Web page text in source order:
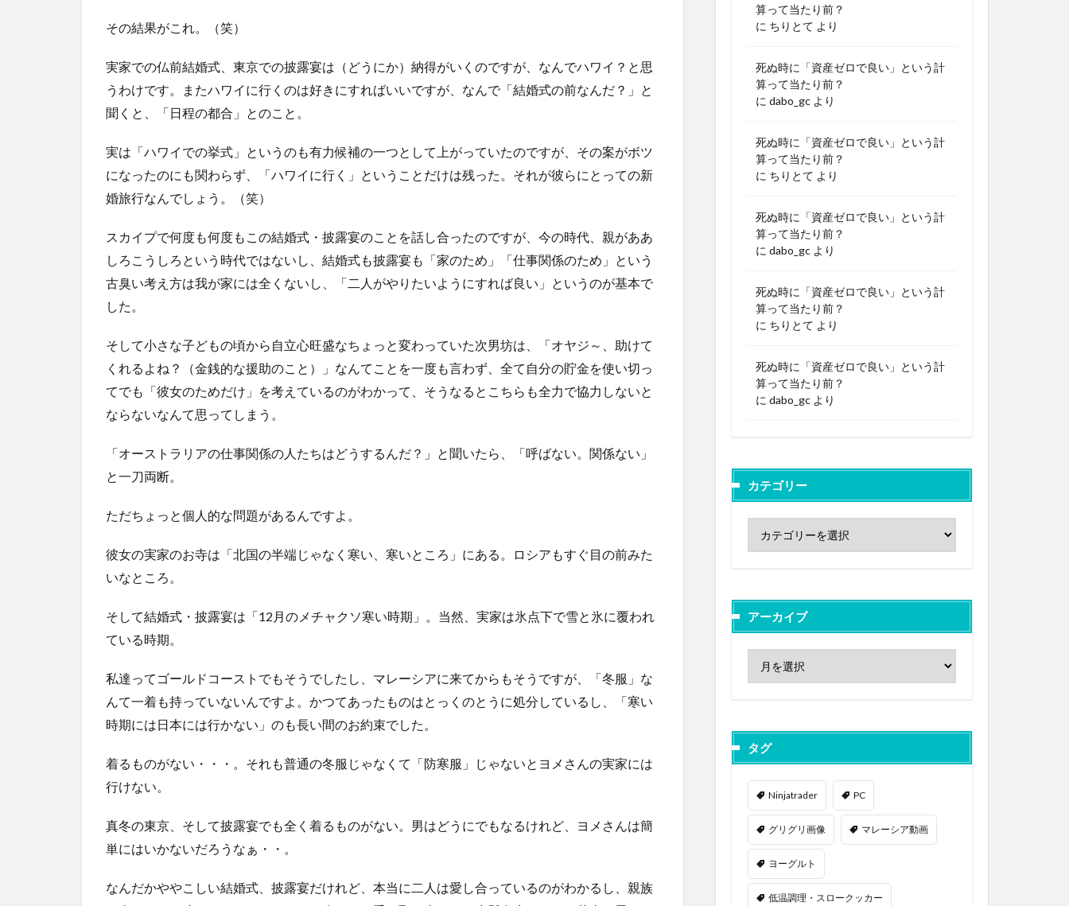
その結果がこれ。（笑）
実家での仏前結婚式、東京での披露宴は（どうにか）納得がいくのですが、なんでハワイ？と思
うわけです。またハワイに行くのは好きにすればいいですが、なんで「結婚式の前なんだ？」と
聞くと、「日程の都合」とのこと。
実は「ハワイでの挙式」というのも有力候補の一つとして上がっていたのですが、その案がボツ
になったのにも関わらず、「ハワイに行く」ということだけは残った。それが彼らにとっての新
婚旅行なんでしょう。（笑）
スカイプで何度も何度もこの結婚式・披露宴のことを話し合ったのですが、今の時代、親がああ
しろこうしろという時代ではないし、結婚式も披露宴も「家のため」「仕事関係のため」という
古臭い考え方は我が家には全くないし、「二人がやりたいようにすれば良い」というのが基本で
した。
そして小さな子どもの頃から自立心旺盛なちょっと変わっていた次男坊は、「オヤジ～、助けて
くれるよね？（金銭的な援助のこと）」なんてことを一度も言わず、全て自分の貯金を使い切っ
てでも「彼女のためだけ」を考えているのがわかって、そうなるとこちらも全力で協力しないと
ならないなんて思ってしまう。
「オーストラリアの仕事関係の人たちはどうするんだ？」と聞いたら、「呼ばない。関係ない」
と一刀両断。
ただちょっと個人的な問題があるんですよ。
彼女の実家のお寺は「北国の半端じゃなく寒い、寒いところ」にある。ロシアもすぐ目の前みた
いなところ。
そして結婚式・披露宴は「12月のメチャクソ寒い時期」。当然、実家は氷点下で雪と氷に覆われ
ている時期。
私達ってゴールドコーストでもそうでしたし、マレーシアに来てからもそうですが、「冬服」な
んて一着も持っていないんですよ。かつてあったものはとっくのとうに処分しているし、「寒い
時期には日本には行かない」のも長い間のお約束でした。
着るものがない・・・。それも普通の冬服じゃなくて「防寒服」じゃないとヨメさんの実家には
行けない。
真冬の東京、そして披露宴でも全く着るものがない。男はどうにでもなるけれど、ヨメさんは簡
単にはいかないだろうなぁ・・。
なんだかややこしい結婚式、披露宴だけれど、本当に二人は愛し合っているのがわかるし、親族
算って当たり前？
に ちりとて より
死ぬ時に「資産ゼロで良い」という計
算って当たり前？
に dabo_gc より
死ぬ時に「資産ゼロで良い」という計
算って当たり前？
に ちりとて より
死ぬ時に「資産ゼロで良い」という計
算って当たり前？
に dabo_gc より
死ぬ時に「資産ゼロで良い」という計
算って当たり前？
に ちりとて より
死ぬ時に「資産ゼロで良い」という計
算って当たり前？
に dabo_gc より
カテゴリー
アーカイブ
タグ
Ninjatrader PC
グリグリ画像 マレーシア動画
ヨーグルト
低温調理・スロークッカー